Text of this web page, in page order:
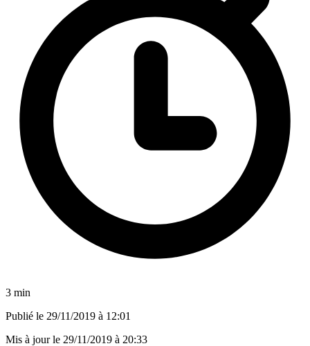
3 min
Publié le 29/11/2019 à 12:01
Mis à jour le 29/11/2019 à 20:33